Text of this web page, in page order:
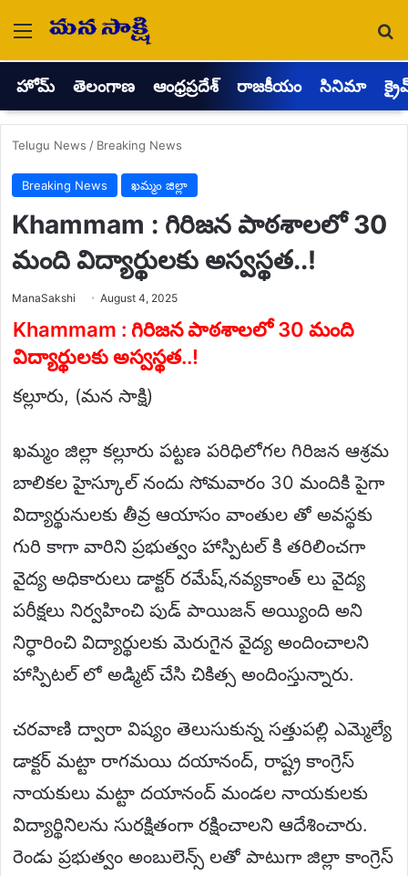
Menu
హోమ్ తెలంగాణ ఆంధ్రప్రదేశ్ రాజకీయం సినిమా
Telugu News / Breaking News
Breaking News ఖమ్మం జిల్లా
Khammam : గిరిజన పాఠశాలలో 30
మంది విద్యార్థులకు అస్వస్థత..!
ManaSakshi Send
email
August 4, 2025
Khammam : గిరిజన పాఠశాలలో 30 మంది
విద్యార్థులకు అస్వస్థత..!
కల్లూరు, (మన సాక్షి)
ఖమ్మం జిల్లా కల్లూరు పట్టణ పరిధిలోగల గిరిజన ఆశ్రమ
బాలికల హైస్కూల్ నందు సోమవారం 30 మందికి పైగా
విద్యార్థునులకు తీవ్ర ఆయాసం వాంతుల తో అవస్థకు
గురి కాగా వారిని ప్రభుత్వం హాస్పిటల్ కి తరిలించగా
వైద్య అధికారులు డాక్టర్ రమేష్,నవ్యకాంత్ లు వైద్య
పరీక్షలు నిర్వహించి పుడ్ పాయిజన్ అయ్యింది అని
నిర్ధారించి విద్యార్థులకు మెరుగైన వైద్య అందించాలని
హాస్పిటల్ లో అడ్మిట్ చేసి చికిత్స అందింస్తున్నారు.
చరవాణి ద్వారా విష్యం తెలుసుకున్న సత్తుపల్లి ఎమ్మెల్యే
డాక్టర్ మట్టా రాగమయి దయానంద్, రాష్ట్ర కాంగ్రెస్
నాయకులు మట్టా దయానంద్ మండల నాయకులకు
విద్యార్థినిలను సురక్షితంగా రక్షించాలని ఆదేశించారు.
రెండు ప్రభుత్వం అంబులెన్స్ లతో పాటుగా జిల్లా కాంగ్రెస్